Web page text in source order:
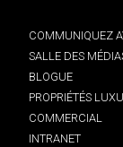
COMMUNIQUEZ
SALLE DES
BLOGUE
PROPRIÉTÉS
COMMERCIAL
INTRANET